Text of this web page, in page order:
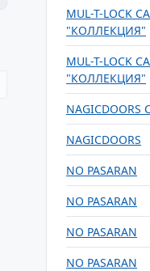
MUL-T-LOCK
"КОЛЛЕКЦИЯ"
MUL-T-LOCK
"КОЛЛЕКЦИЯ"
NAGICDOORS
NO PASARAN
NO PASARAN
NO PASARAN
NO PASARAN